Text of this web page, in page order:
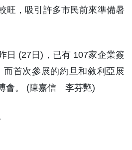
旺，吸引許多市民前來準備暑
日 (27日)，已有 107家企業簽
首次參展的約旦和敘利亞展
會。 (陳嘉信 李芬艷)